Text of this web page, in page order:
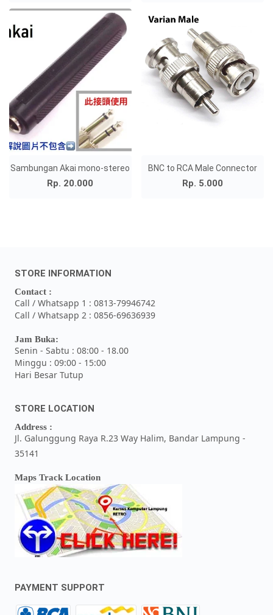
Sambungan Akai mono-stereo
Rp. 20.000
BNC to RCA Male Connector
Rp. 5.000
STORE INFORMATION
Contact :
Call / Whatsapp 1 : 0813-79946742
Call / Whatsapp 2 : 0856-69636939
Jam Buka:
Senin - Sabtu : 08:00 - 18.00
Minggu : 09:00 - 15:00
Hari Besar Tutup
STORE LOCATION
Address :
Jl. Galunggung Raya R.23 Way Halim, Bandar Lampung -
35141
Maps Track Location
PAYMENT SUPPORT